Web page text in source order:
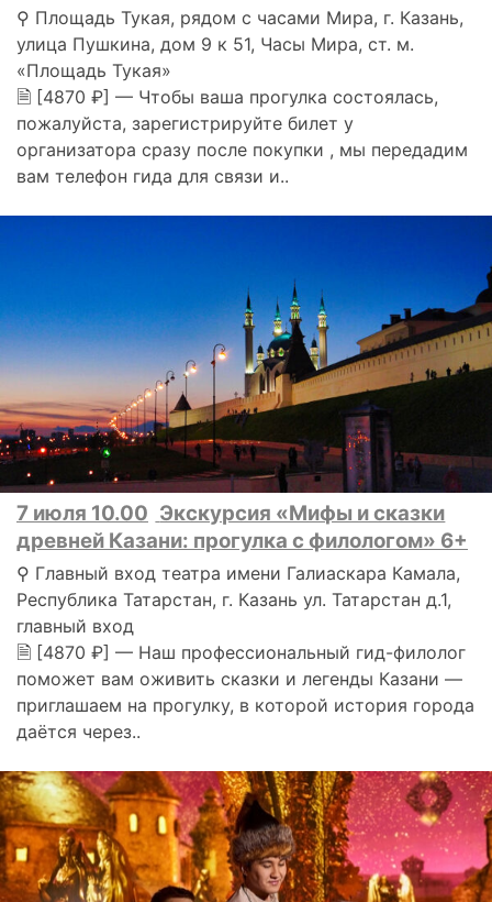
⚲ Площадь Тукая, рядом с часами Мира, г. Казань,
улица Пушкина, дом 9 к 51, Часы Мира, ст. м.
«Площадь Тукая»
🗎 [4870 ₽] — Чтобы ваша прогулка состоялась,
пожалуйста, зарегистрируйте билет у
организатора сразу после покупки , мы передадим
вам телефон гида для связи и..
7 июля 10.00 Экскурсия «Мифы и сказки
древней Казани: прогулка с филологом» 6+
⚲ Главный вход театра имени Галиаскара Камала,
Республика Татарстан, г. Казань ул. Татарстан д.1,
главный вход
🗎 [4870 ₽] — Наш профессиональный гид-филолог
поможет вам оживить сказки и легенды Казани —
приглашаем на прогулку, в которой история города
даётся через..